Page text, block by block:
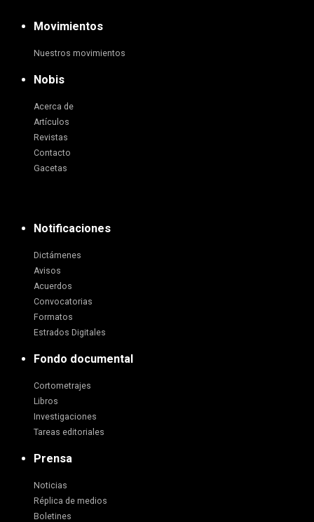
Movimientos
Nuestros movimientos
Nobis
Acerca de
Artículos
Revistas
Contacto
Gacetas
Notificaciones
Dictámenes
Avisos
Acuerdos
Convocatorias
Formatos
Estrados Digitales
Fondo documental
Cortometrajes
Libros
Investigaciones
Tareas editoriales
Prensa
Noticias
Réplica de medios
Boletines